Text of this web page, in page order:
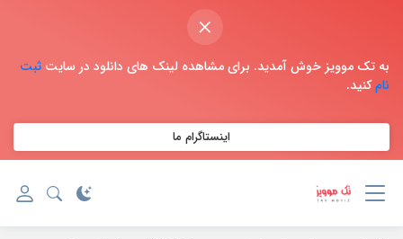
×
به تک موویز خوش آمدید. برای مشاهده لینک های دانلود در سایت ثبت
نامکنید.
اینستاگرام ما